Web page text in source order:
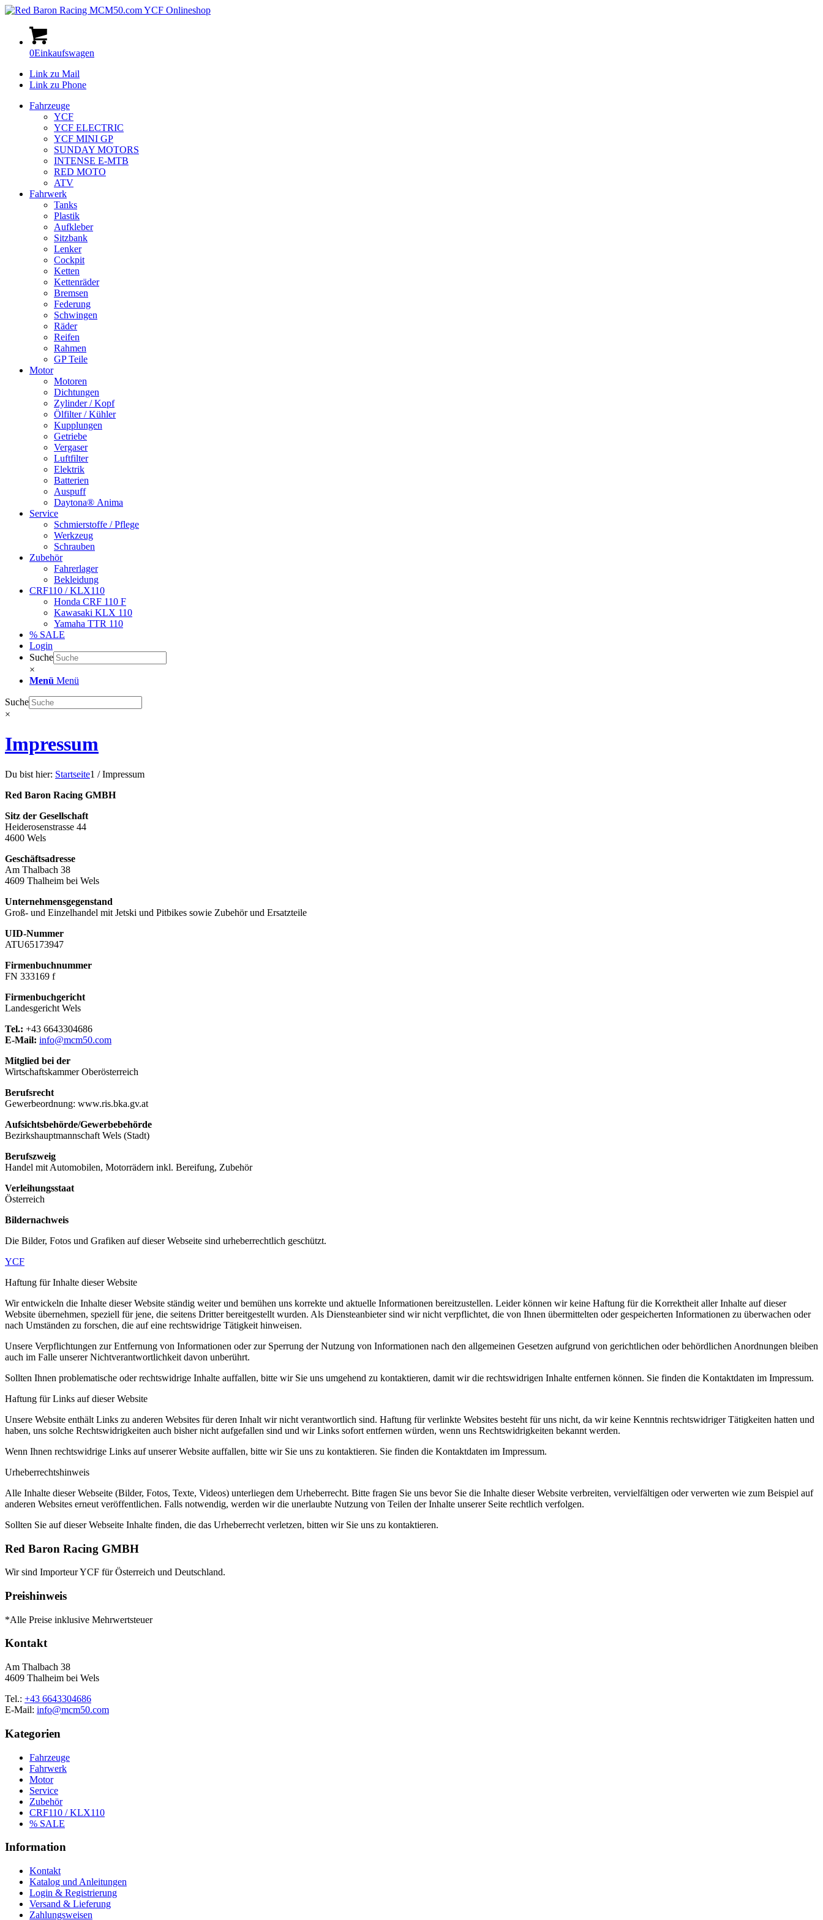
0Einkaufswagen
Link zu Mail
Link zu Phone
Fahrzeuge
YCF
YCF ELECTRIC
YCF MINI GP
SUNDAY MOTORS
INTENSE E-MTB
RED MOTO
ATV
Fahrwerk
Tanks
Plastik
Aufkleber
Sitzbank
Lenker
Cockpit
Ketten
Kettenräder
Bremsen
Federung
Schwingen
Räder
Reifen
Rahmen
GP Teile
Motor
Motoren
Dichtungen
Zylinder / Kopf
Ölfilter / Kühler
Kupplungen
Getriebe
Vergaser
Luftfilter
Elektrik
Batterien
Auspuff
Daytona® Anima
Service
Schmierstoffe / Pflege
Werkzeug
Schrauben
Zubehör
Fahrerlager
Bekleidung
CRF110 / KLX110
Honda CRF 110 F
Kawasaki KLX 110
Yamaha TTR 110
% SALE
Login
Suche
×
Menü Menü
Suche
×
Impressum
Du bist hier: Startseite1 / Impressum
Red Baron Racing GMBH
Sitz der Gesellschaft
Heiderosenstrasse 44
4600 Wels
Geschäftsadresse
Am Thalbach 38
4609 Thalheim bei Wels
Unternehmensgegenstand
Groß- und Einzelhandel mit Jetski und Pitbikes sowie Zubehör und Ersatzteile
UID-Nummer
ATU65173947
Firmenbuchnummer
FN 333169 f
Firmenbuchgericht
Landesgericht Wels
Tel.: +43 6643304686
E-Mail: info@mcm50.com
Mitglied bei der
Wirtschaftskammer Oberösterreich
Berufsrecht
Gewerbeordnung: www.ris.bka.gv.at
Aufsichtsbehörde/Gewerbebehörde
Bezirkshauptmannschaft Wels (Stadt)
Berufszweig
Handel mit Automobilen, Motorrädern inkl. Bereifung, Zubehör
Verleihungsstaat
Österreich
Bildernachweis
Die Bilder, Fotos und Grafiken auf dieser Webseite sind urheberrechtlich geschützt.
YCF
Haftung für Inhalte dieser Website
Wir entwickeln die Inhalte dieser Website ständig weiter und bemühen uns korrekte und aktuelle Informationen bereitzustellen. Leider können wir keine Haftung für die Korrektheit aller Inhalte auf dieser
Website übernehmen, speziell für jene, die seitens Dritter bereitgestellt wurden. Als Diensteanbieter sind wir nicht verpflichtet, die von Ihnen übermittelten oder gespeicherten Informationen zu überwachen oder
nach Umständen zu forschen, die auf eine rechtswidrige Tätigkeit hinweisen.
Unsere Verpflichtungen zur Entfernung von Informationen oder zur Sperrung der Nutzung von Informationen nach den allgemeinen Gesetzen aufgrund von gerichtlichen oder behördlichen Anordnungen bleiben
auch im Falle unserer Nichtverantwortlichkeit davon unberührt.
Sollten Ihnen problematische oder rechtswidrige Inhalte auffallen, bitte wir Sie uns umgehend zu kontaktieren, damit wir die rechtswidrigen Inhalte entfernen können. Sie finden die Kontaktdaten im Impressum.
Haftung für Links auf dieser Website
Unsere Website enthält Links zu anderen Websites für deren Inhalt wir nicht verantwortlich sind. Haftung für verlinkte Websites besteht für uns nicht, da wir keine Kenntnis rechtswidriger Tätigkeiten hatten und
haben, uns solche Rechtswidrigkeiten auch bisher nicht aufgefallen sind und wir Links sofort entfernen würden, wenn uns Rechtswidrigkeiten bekannt werden.
Wenn Ihnen rechtswidrige Links auf unserer Website auffallen, bitte wir Sie uns zu kontaktieren. Sie finden die Kontaktdaten im Impressum.
Urheberrechtshinweis
Alle Inhalte dieser Webseite (Bilder, Fotos, Texte, Videos) unterliegen dem Urheberrecht. Bitte fragen Sie uns bevor Sie die Inhalte dieser Website verbreiten, vervielfältigen oder verwerten wie zum Beispiel auf
anderen Websites erneut veröffentlichen. Falls notwendig, werden wir die unerlaubte Nutzung von Teilen der Inhalte unserer Seite rechtlich verfolgen.
Sollten Sie auf dieser Webseite Inhalte finden, die das Urheberrecht verletzen, bitten wir Sie uns zu kontaktieren.
Red Baron Racing GMBH
Wir sind Importeur YCF für Österreich und Deutschland.
Preishinweis
*Alle Preise inklusive Mehrwertsteuer
Kontakt
Am Thalbach 38
4609 Thalheim bei Wels
Tel.: +43 6643304686
E-Mail: info@mcm50.com
Kategorien
Fahrzeuge
Fahrwerk
Motor
Service
Zubehör
CRF110 / KLX110
% SALE
Information
Kontakt
Katalog und Anleitungen
Login & Registrierung
Versand & Lieferung
Zahlungsweisen